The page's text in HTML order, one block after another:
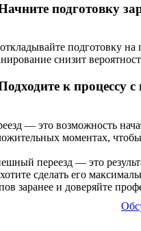
подготовку
подготовку
снизит
к процессу
— это возможность
моментах,
переезд — это
сделать его
заранее и доверяйте